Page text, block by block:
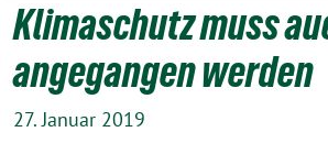
Klimaschutz muss
angegangen werden
27. Januar 2019